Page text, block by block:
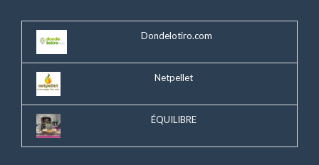
Dondelotiro.com
Netpellet
ÉQUILIBRE